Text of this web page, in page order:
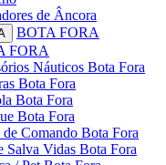
de Âncora
BOTA FORA
FORA
Náuticos Bota Fora
Bota Fora
Bota Fora
Bota Fora
Comando Bota Fora
Salva Vidas Bota Fora